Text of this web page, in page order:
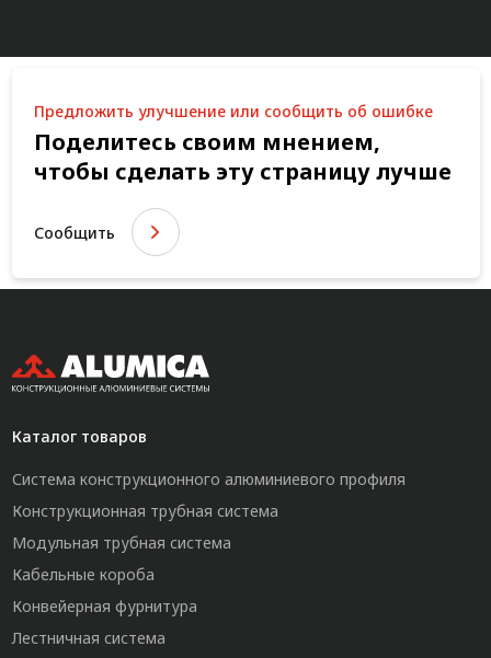
Предложить улучшение или сообщить об ошибке
Поделитесь своим мнением,
чтобы сделать эту страницу лучше
Сообщить
Каталог товаров
Система конструкционного алюминиевого профиля
Конструкционная трубная система
Модульная трубная система
Кабельные короба
Конвейерная фурнитура
Лестничная система